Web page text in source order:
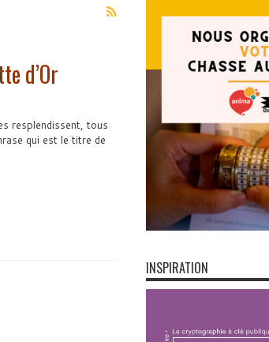
d’Or
resplendissent, tous
qui est le titre de
INSPIRATION